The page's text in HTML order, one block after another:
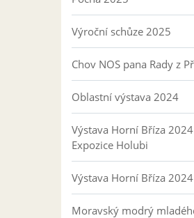
Výroční schůze 2025
Chov NOS pana Rady z
Oblastní výstava 2024
Výstava Horní Bříza 2024
Expozice Holubi
Výstava Horní Bříza 2024
Moravský modrý